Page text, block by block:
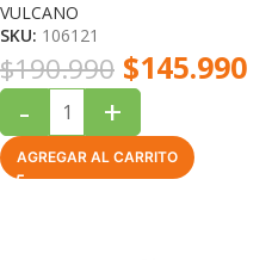
VULCANO
SKU: 106121
$190.990 $145.990
- +
AGREGAR AL CARRITO